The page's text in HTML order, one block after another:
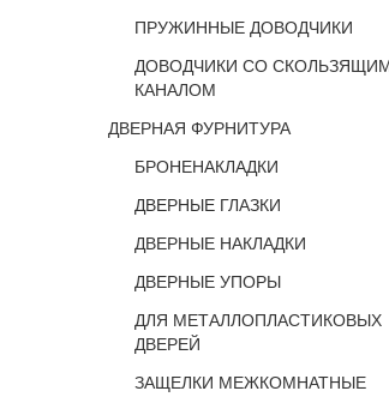
ПРУЖИННЫЕ ДОВОДЧИКИ
ДОВОДЧИКИ СО
КАНАЛОМ
ДВЕРНАЯ ФУРНИТУРА
БРОНЕНАКЛАДКИ
ДВЕРНЫЕ ГЛАЗКИ
ДВЕРНЫЕ НАКЛАДКИ
ДВЕРНЫЕ УПОРЫ
ДЛЯ МЕТАЛЛОПЛАСТИКОВЫХ
ДВЕРЕЙ
ЗАЩЕЛКИ МЕЖКОМНАТНЫЕ